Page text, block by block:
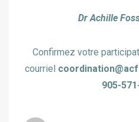
Dr Achille
Confirmez votre
courriel
905-